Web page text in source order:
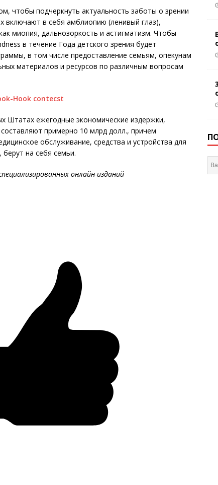
чтобы подчеркнуть актуальность заботы о зрении
включают в себя амблиопию (ленивый глаз),
миопия, дальнозоркость и астигматизм. Чтобы
в течение Года детского зрения будет
в том числе предоставление семьям, опекунам
материалов и ресурсов по различным вопросам
Штатах ежегодные экономические издержки,
примерно 10 млрд долл., причем
обслуживание, средства и устройства для
на себя семьи.
онлайн-изданий